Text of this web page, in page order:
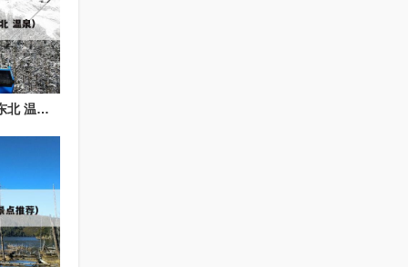
东北温泉打卡跟团游（东北 温泉）